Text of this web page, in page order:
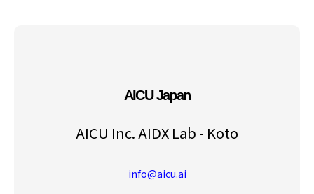
AICU Japan
AICU Inc. AIDX Lab - Koto
info@aicu.ai